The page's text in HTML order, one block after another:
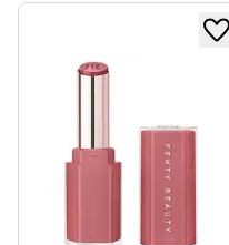
Puder präzise
entlang des
auftragen zu können.
abgeflachten Seiten
Kontrolle beim
auftragen, dann